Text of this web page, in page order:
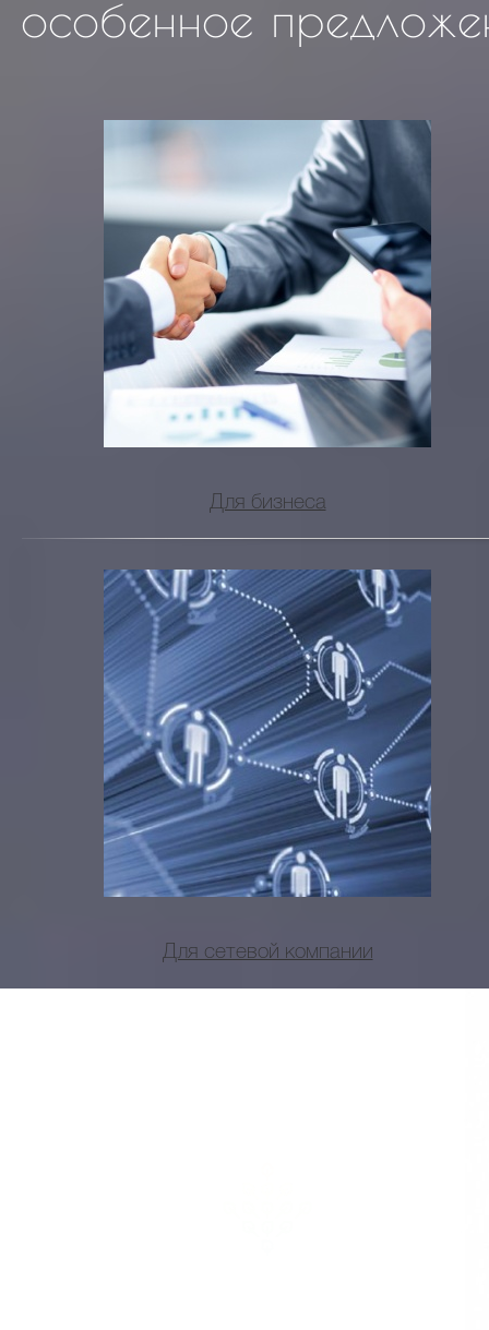
особенное
Для бизнеса
Для сетевой компании